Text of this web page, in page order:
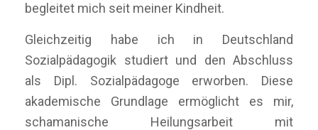
begleitet mich seit meiner Kindheit.
Gleichzeitig habe ich in Deutschland
Sozialpädagogik studiert und den Abschluss
als Dipl. Sozialpädagoge erworben. Diese
akademische Grundlage ermöglicht es mir,
schamanische Heilungsarbeit mit